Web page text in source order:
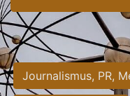
Journalismus, PR,